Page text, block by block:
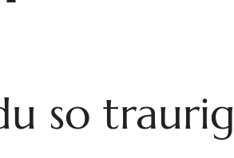
so traurig